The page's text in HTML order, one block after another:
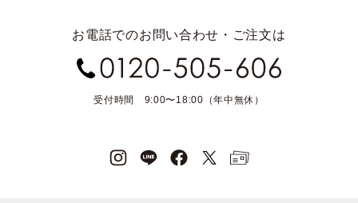
お電話でのお問い合わせ・ご注文は
受付時間 9:00〜18:00（年中無休）